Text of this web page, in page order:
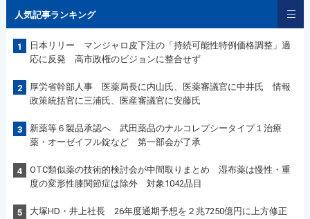
人気記事ランキング
1
日本リリー マンジャロ皮下注の「持続可能性特例価格調整」適
応に反発 高市政権のビジョンに整合せず
2
厚労省幹部人事 医薬局長に内山氏、医薬審議官に中井氏 情報
政策統括官に三浦氏、医産審議官に安藤氏
3
新薬等６製品承認へ 武田薬品のナルコレプシータイプ１治療
薬・オーゼイフル錠など 第一部会が了承
4
OTC類似薬の技術的検討会が中間取りまとめ 湿布薬は慢性・重
度の変形性膝関節症は除外 対象1042品目
5
大塚HD・井上社長 26年度通期予想を２兆7250億円に上方修正